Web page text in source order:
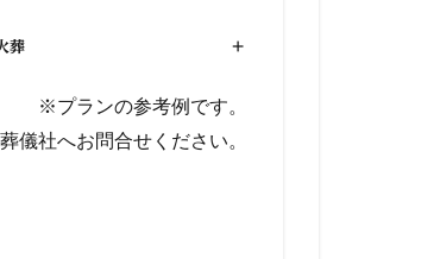
葬 +
※プランの参考例です。
儀社へお問合せください。